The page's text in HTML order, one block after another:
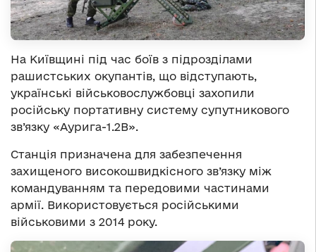
На Київщині під час боїв з підрозділами
рашистських окупантів, що відступають,
українські військовослужбовці захопили
російську портативну систему супутникового
зв’язку «Аурига-1.2В».
Станція призначена для забезпечення
захищеного високошвидкісного зв’язку між
командуванням та передовими частинами
армії. Використовується російськими
військовими з 2014 року.